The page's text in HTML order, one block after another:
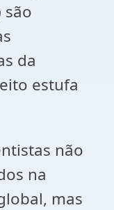
são
da
estufa
não
na
mas